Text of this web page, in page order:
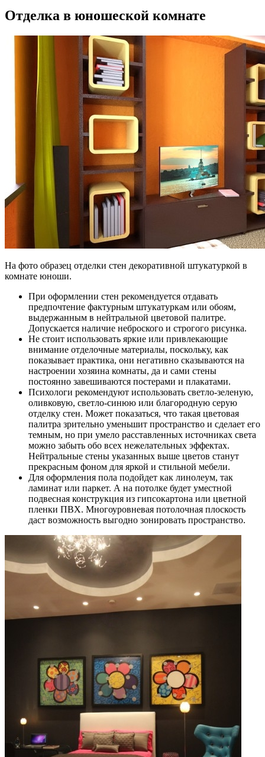
Отделка в юношеской комнате
На фото образец отделки стен декоративной штукатуркой в
комнате юноши.
При оформлении стен рекомендуется отдавать
предпочтение фактурным штукатуркам или обоям,
выдержанным в нейтральной цветовой палитре.
Допускается наличие неброского и строгого рисунка.
Не стоит использовать яркие или привлекающие
внимание отделочные материалы, поскольку, как
показывает практика, они негативно сказываются на
настроении хозяина комнаты, да и сами стены
постоянно завешиваются постерами и плакатами.
Психологи рекомендуют использовать светло-зеленую,
оливковую, светло-синюю или благородную серую
отделку стен. Может показаться, что такая цветовая
палитра зрительно уменьшит пространство и сделает его
темным, но при умело расставленных источниках света
можно забыть обо всех нежелательных эффектах.
Нейтральные стены указанных выше цветов станут
прекрасным фоном для яркой и стильной мебели.
Для оформления пола подойдет как линолеум, так
ламинат или паркет. А на потолке будет уместной
подвесная конструкция из гипсокартона или цветной
пленки ПВХ. Многоуровневая потолочная плоскость
даст возможность выгодно зонировать пространство.